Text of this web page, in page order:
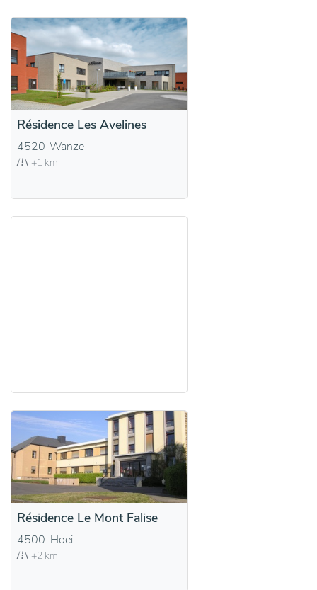
Résidence Les Avelines
4520-Wanze
+1 km
Résidence Le Mont Falise
4500-Hoei
+2 km